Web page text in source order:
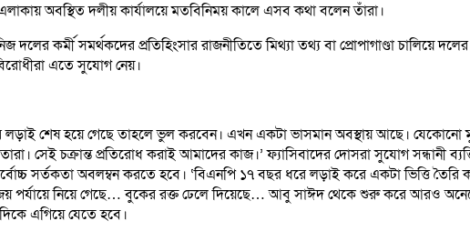
অবস্থিত দলীয় কার্যালয়ে মতবিনিময় কালে এসব কথা বলেন তাঁরা।
দলের কর্মী সমর্থকদের প্রতিহিংসার রাজনীতিতে মিথ্যা তথ্য বা প্রোপাগাণ্ডা চালিয়ে
এতে সুযোগ নেয়।
শেষ হয়ে গেছে তাহলে ভুল করবেন। এখন একটা ভাসমান অবস্থায় আছে। যেকোনো
সেই চক্রান্ত প্রতিরোধ করাই আমাদের কাজ।’ ফ্যাসিবাদের দোসরা সুযোগ সন্ধানী
সর্তকতা অবলম্বন করতে হবে। ‘বিএনপি ১৭ বছর ধরে লড়াই করে একটা ভিত্তি
নিয়ে গেছে… বুকের রক্ত ঢেলে দিয়েছে… আবু সাঈদ থেকে শুরু করে আরও
এগিয়ে যেতে হবে।